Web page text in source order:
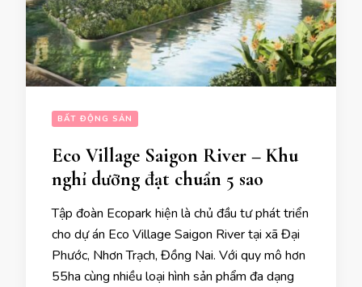
BẤT ĐỘNG SẢN
Eco Village Saigon River – Khu
nghỉ dưỡng đạt chuẩn 5 sao
Tập đoàn Ecopark hiện là chủ đầu tư phát triển
cho dự án Eco Village Saigon River tại xã Đại
Phước, Nhơn Trạch, Đồng Nai. Với quy mô hơn
55ha cùng nhiều loại hình sản phẩm đa dạng